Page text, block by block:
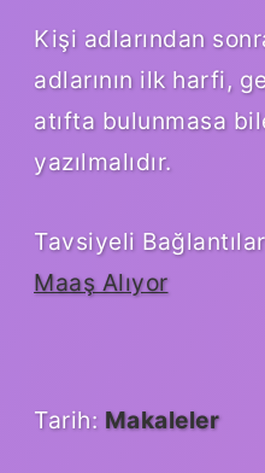
Kişi adlarından
adlarının ilk harfi,
atıfta bulunmasa
yazılmalıdır.
Tavsiyeli
Maaş Alıyor
Tarih: Makaleler